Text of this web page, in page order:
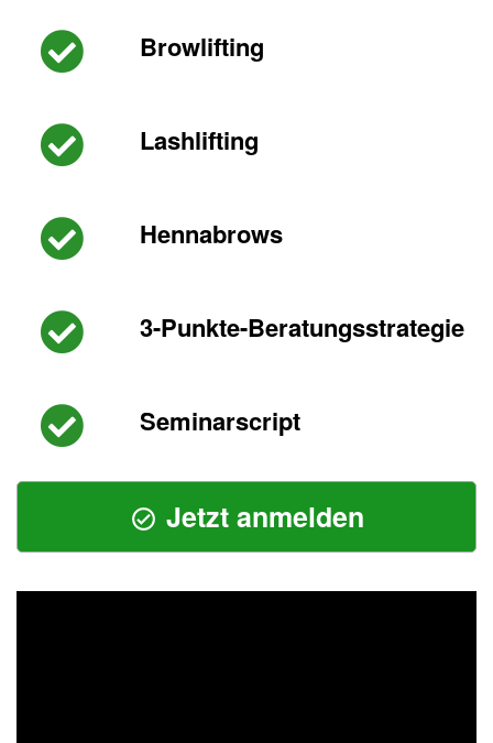
Browlifting
Lashlifting
Hennabrows
3-Punkte-Beratungsstrategie
Seminarscript
Jetzt anmelden